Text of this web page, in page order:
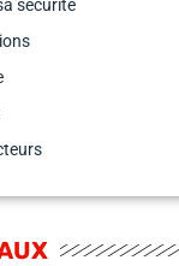
sécurité